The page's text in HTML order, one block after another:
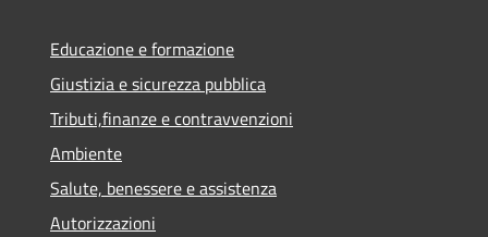
Educazione e formazione
Giustizia e sicurezza pubblica
Tributi,finanze e contravvenzioni
Ambiente
Salute, benessere e assistenza
Autorizzazioni